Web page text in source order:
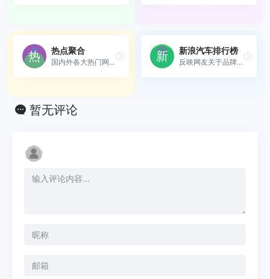
热点聚合
国内外各大热门网站的聚合信...
新浪汽车排行榜
反映网友关于品牌和车型的热...
暂无评论